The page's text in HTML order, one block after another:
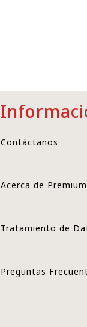
Contáctanos
Acerca de
Tratamiento de
Preguntas